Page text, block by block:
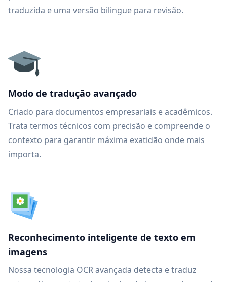
traduzida e uma versão bilingue para revisão.
Modo de tradução avançado
Criado para documentos empresariais e acadêmicos.
Trata termos técnicos com precisão e compreende o
contexto para garantir máxima exatidão onde mais
importa.
Reconhecimento inteligente de texto em
imagens
Nossa tecnologia OCR avançada detecta e traduz